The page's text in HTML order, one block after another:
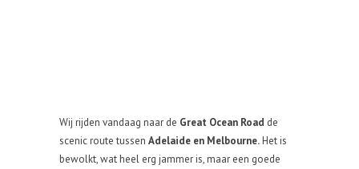
Wij rijden vandaag naar de Great Ocean Road de
scenic route tussen Adelaide en Melbourne.Het is
bewolkt, wat heel erg jammer is, maar een goede